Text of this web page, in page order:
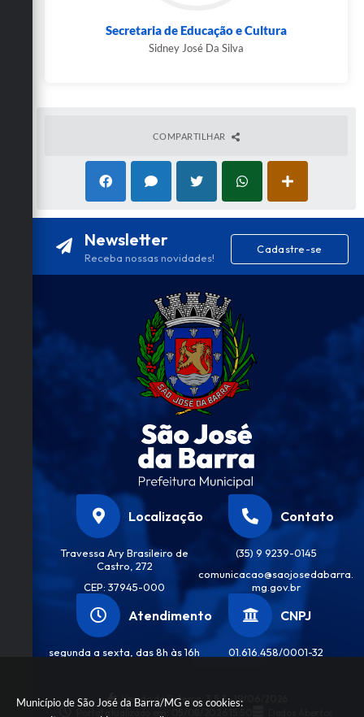
Município de São José da Barra/MG e os cookies:
Secretaria de Educação e Cultura
Sidney José Da Silva
COMPARTILHAR
Newsletter
Receba nossas novidades!
Cadastre-se
Localização
Travessa Ary Brasileiro de
Castro, 272
CEP: 37945-000
Contato
(35) 9 9239-0145
comunicacao@saojosedabarra.
mg.gov.br
Atendimento
segunda a sexta, das 8h às 16h
CNPJ
01.616.458/0001-32
Versão do Sistema: 3.5.3 - 19/06/2026